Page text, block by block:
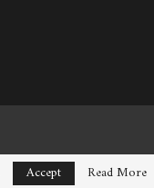
Accept Read More